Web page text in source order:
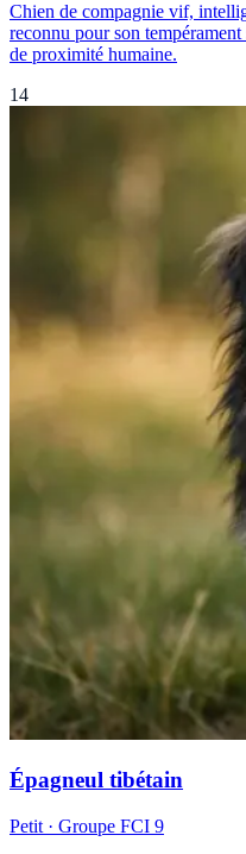
Chien de compagnie vif,
reconnu pour son
de proximité humaine.
14
Épagneul tibétain
Petit · Groupe FCI 9